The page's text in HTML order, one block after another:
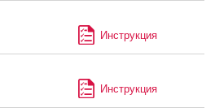
Инструкция
Инструкция